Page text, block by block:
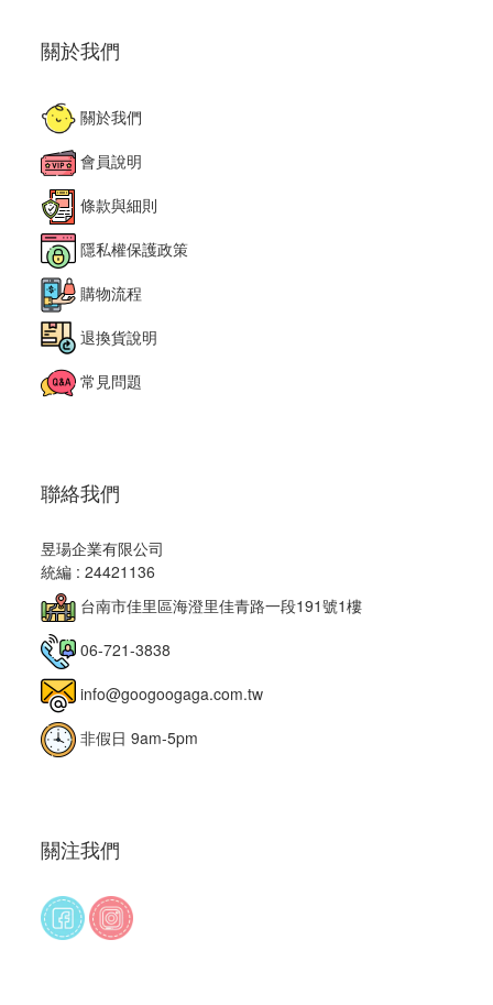
關於我們
關於我們
會員說明
條款與細則
隱私權保護政策
購物流程
退換貨說明
常見問題
聯絡我們
昱瑒企業有限公司
統編 : 24421136
台南市佳里區海澄里佳青路一段191號1樓
06-721-3838
info@googoogaga.com.tw
非假日 9am-5pm
關注我們